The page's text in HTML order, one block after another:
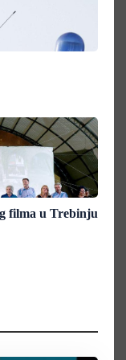
filma u Trebinju